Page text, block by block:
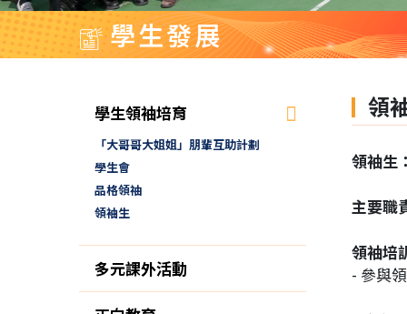
學生發展
學生領袖培育
「大哥哥大姐姐」朋輩互助計劃
學生會
品格領䄂
領袖生
多元課外活動
領
領袖生
主要職
領袖培
- 參與